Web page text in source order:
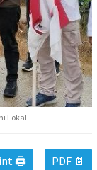
Lokal
🖨
PDF 📄